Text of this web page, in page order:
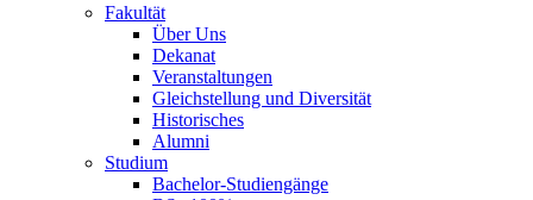
Fakultät
Über Uns
Dekanat
Veranstaltungen
Gleichstellung und Diversität
Historisches
Alumni
Studium
Bachelor-Studiengänge